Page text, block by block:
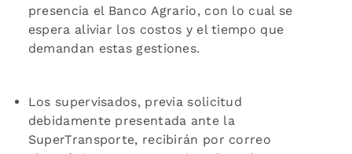
presencia el Banco Agrario, con lo cual se
espera aliviar los costos y el tiempo que
demandan estas gestiones.
Los supervisados, previa solicitud
debidamente presentada ante la
SuperTransporte, recibirán por correo